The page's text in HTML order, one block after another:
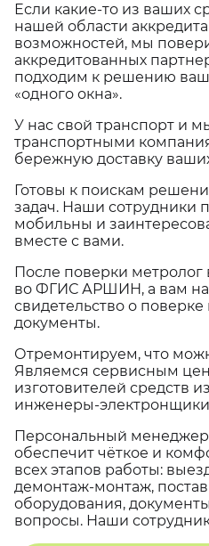
Если какие-то из ваших
нашей области
возможностей, мы
аккредитованных
подходим к решению
«одного окна».
У нас свой транспорт и
транспортными
бережную доставку
Готовы к поискам
задач. Наши сотрудники
мобильны и
вместе с вами.
После поверки
во ФГИС АРШИН, а вам на
свидетельство о
документы.
Отремонтируем, что
Являемся сервисным
изготовителей средств
инженеры-
Персональный
обеспечит чёткое и
всех этапов работы:
демонтаж-монтаж,
оборудования,
вопросы. Наши